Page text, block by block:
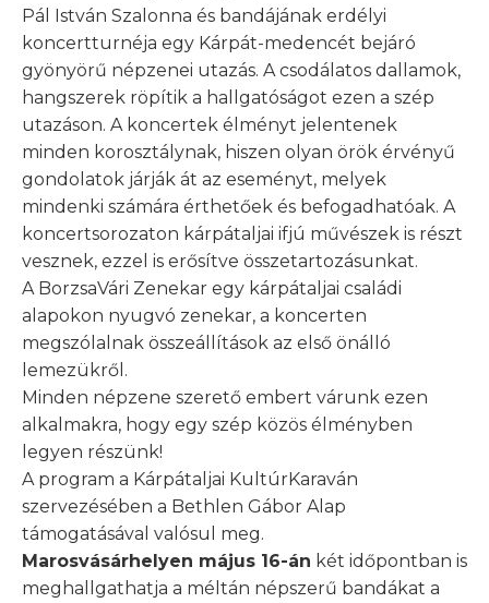
Pál István Szalonna és bandájának erdélyi
koncertturnéja egy Kárpát-medencét bejáró
gyönyörű népzenei utazás. A csodálatos dallamok,
hangszerek röpítik a hallgatóságot ezen a szép
utazáson. A koncertek élményt jelentenek
minden korosztálynak, hiszen olyan örök érvényű
gondolatok járják át az eseményt, melyek
mindenki számára érthetőek és befogadhatóak. A
koncertsorozaton kárpátaljai ifjú művészek is részt
vesznek, ezzel is erősítve összetartozásunkat.
A BorzsaVári Zenekar egy kárpátaljai családi
alapokon nyugvó zenekar, a koncerten
megszólalnak összeállítások az első önálló
lemezükről.
Minden népzene szerető embert várunk ezen
alkalmakra, hogy egy szép közös élményben
legyen részünk!
A program a Kárpátaljai KultúrKaraván
szervezésében a Bethlen Gábor Alap
támogatásával valósul meg.
Marosvásárhelyen május 16-án két időpontban is
meghallgathatja a méltán népszerű bandákat a